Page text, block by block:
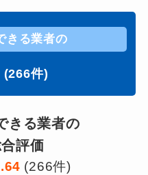
きる業者の
(266件)
きる業者の
評価
(266件)